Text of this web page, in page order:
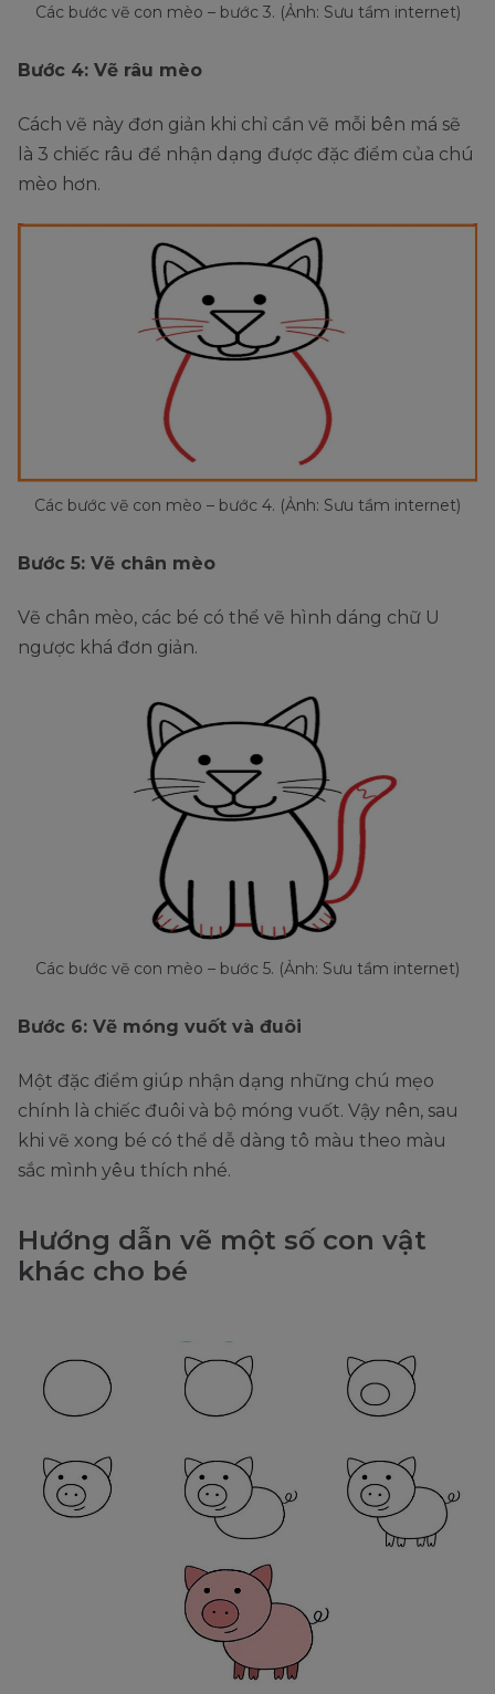
Các bước vẽ con mèo – bước 3. (Ảnh: Sưu tầm internet)
Bước 4: Vẽ râu mèo
Cách vẽ này đơn giản khi chỉ cần vẽ mỗi bên má sẽ
là 3 chiếc râu để nhận dạng được đặc điểm của chú
mèo hơn.
Các bước vẽ con mèo – bước 4. (Ảnh: Sưu tầm internet)
Bước 5: Vẽ chân mèo
Vẽ chân mèo, các bé có thể vẽ hình dáng chữ U
ngược khá đơn giản.
Các bước vẽ con mèo – bước 5. (Ảnh: Sưu tầm internet)
Bước 6: Vẽ móng vuốt và đuôi
Một đặc điểm giúp nhận dạng những chú mẹo
chính là chiếc đuôi và bộ móng vuốt. Vậy nên, sau
khi vẽ xong bé có thể dễ dàng tô màu theo màu
sắc mình yêu thích nhé.
Hướng dẫn vẽ một số con vật
khác cho bé